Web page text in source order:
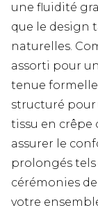
une fluidité
que le design
naturelles.
assorti pour
tenue
structuré
tissu en crêpe
assurer le
prolongés tels
cérémonies
votre